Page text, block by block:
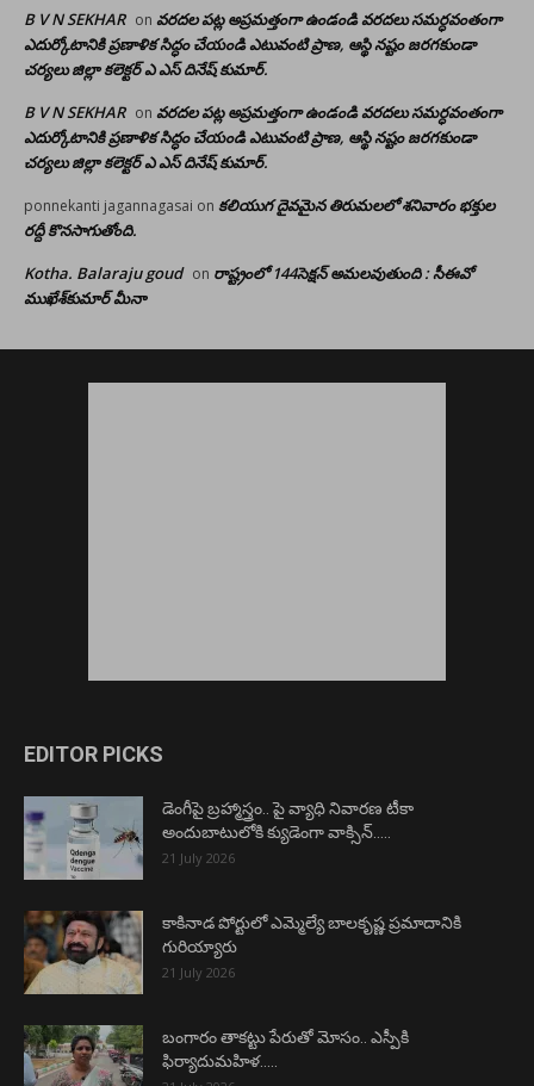
B V N SEKHAR on వరదల పట్ల అప్రమత్తంగా ఉండండి వరదలు సమర్ధవంతంగా
ఎదుర్కోటానికి ప్రణాళిక సిద్ధం చేయండి ఎటువంటి ప్రాణ, ఆస్థి నష్టం జరగకుండా
చర్యలు జిల్లా కలెక్టర్ ఎ ఎస్ దినేష్ కుమార్.
B V N SEKHAR on వరదల పట్ల అప్రమత్తంగా ఉండండి వరదలు సమర్ధవంతంగా
ఎదుర్కోటానికి ప్రణాళిక సిద్ధం చేయండి ఎటువంటి ప్రాణ, ఆస్థి నష్టం జరగకుండా
చర్యలు జిల్లా కలెక్టర్ ఎ ఎస్ దినేష్ కుమార్.
ponnekanti jagannagasai on కలియుగ దైవమైన తిరుమలలో శనివారం భక్తుల
రద్దీ కొనసాగుతోంది.
Kotha. Balaraju goud on రాష్ట్రంలో 144సెక్షన్ అమలవుతుంది : సీఈవో
ముఖేశ్‌కుమార్‌ మీనా
EDITOR PICKS
డెంగీపై బ్రహ్మాస్త్రం.. పై వ్యాధి నివారణ టీకా
అందుబాటులోకి క్యుడెంగా వాక్సిన్…..
21 July 2026
కాకినాడ పోర్టులో ఎమ్మెల్యే బాలకృష్ణ ప్రమాదానికి
గురియ్యారు
21 July 2026
బంగారం తాకట్టు పేరుతో మోసం.. ఎస్పీకి
ఫిర్యాదుమహిళ…..